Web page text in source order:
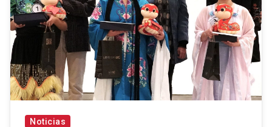
Noticias